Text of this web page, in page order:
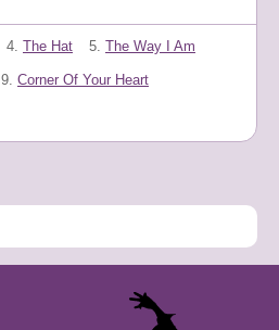
4. The Hat 5. The Way I Am
9. Corner Of Your Heart
Speichern